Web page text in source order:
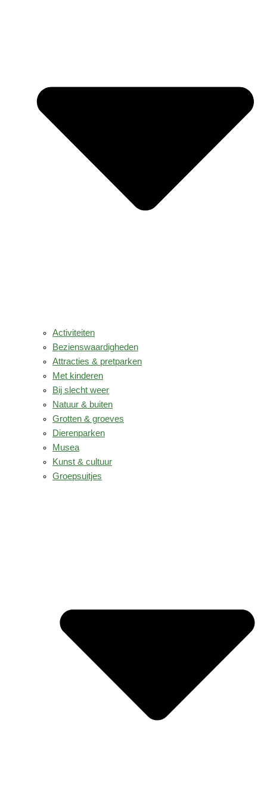
Activiteiten
Bezienswaardigheden
Attracties & pretparken
Met kinderen
Bij slecht weer
Natuur & buiten
Grotten & groeves
Dierenparken
Musea
Kunst & cultuur
Groepsuitjes